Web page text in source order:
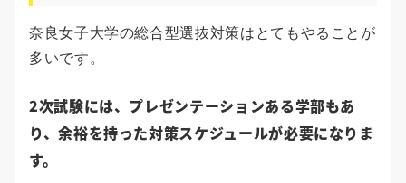
奈良女子大学の総合型選抜対策はとてもやることが
多いです。
2次試験には、プレゼンテーションある学部もあ
り、余裕を持った対策スケジュールが必要になりま
す。